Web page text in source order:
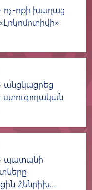
ոչ-ոքի խաղաց
անցկացրեց
ստուգողական
պատանի
Հենրիխ